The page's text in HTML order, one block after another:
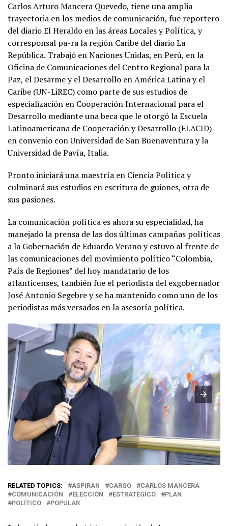
Carlos Arturo Mancera Quevedo, tiene una amplia
trayectoria en los medios de comunicación, fue reportero
del diario El Heraldo en las áreas Locales y Política, y
corresponsal pa-ra la región Caribe del diario La
República. Trabajó en Naciones Unidas, en Perú, en la
Oficina de Comunicaciones del Centro Regional para la
Paz, el Desarme y el Desarrollo en América Latina y el
Caribe (UN-LiREC) como parte de sus estudios de
especialización en Cooperación Internacional para el
Desarrollo mediante una beca que le otorgó la Escuela
Latinoamericana de Cooperación y Desarrollo (ELACID)
en convenio con Universidad de San Buenaventura y la
Universidad de Pavía, Italia.
Pronto iniciará una maestría en Ciencia Política y
culminará sus estudios en escritura de guiones, otra de
sus pasiones.
La comunicación política es ahora su especialidad, ha
manejado la prensa de las dos últimas campañas políticas
a la Gobernación de Eduardo Verano y estuvo al frente de
las comunicaciones del movimiento político “Colombia,
País de Regiones” del hoy mandatario de los
atlanticenses, también fue el periodista del exgobernador
José Antonio Segebre y se ha mantenido como uno de los
periodistas más versados en la asesoría política.
RELATED TOPICS: ASPIRAN CARGO
CARLOS MANCERA
COMUNICACIÓN
ELECCIÓN ESTRATÉGICO
PLAN
POLÍTICO
POPULAR